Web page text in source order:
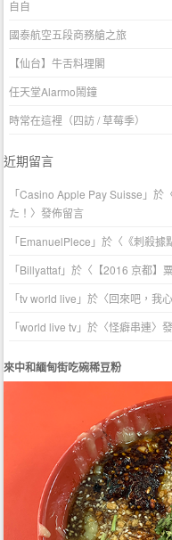
自自
國泰航空五段商務艙之旅
【仙台】牛舌料理閣
任天堂Alarmo鬧鐘
時常在這裡（四訪 / 草莓季）
近期留言
「Casino Apple Pay Suisse 」於
た！ 〉發佈留言
「EmanuelPlece 」於〈 《刺殺據
「Billyattaf」於〈 【2016 京都】
「tv world live 」於〈回來吧，我
「world live tv」於〈怪癖串連〉
來中和緬甸街吃碗稀豆粉